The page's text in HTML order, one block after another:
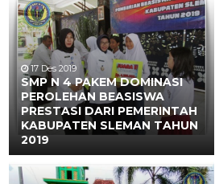
17 Des 2019
SMP N 4 PAKEM DOMINASI
PEROLEHAN BEASISWA
PRESTASI DARI PEMERINTAH
KABUPATEN SLEMAN TAHUN
2019